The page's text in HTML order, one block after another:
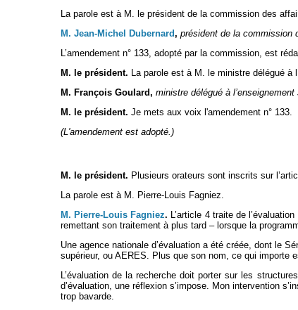
La parole est à M. le président de la commission des
M. Jean-Michel Dubernard, président de la commission
L’amendement n° 133, adopté par la commission, est
M. le président. La parole est à M. le ministre délégué à
M. François Goulard, ministre délégué à
M. le président. Je mets aux voix l'amendement n° 133.
(L'amendement est adopté.)
M. le président. Plusieurs orateurs sont inscrits sur
La parole est à M. Pierre-Louis Fagniez.
M. Pierre-Louis Fagniez. L’article 4 traite de
remettant son traitement à plus tard – lorsque la
Une agence nationale d’évaluation a été créée, dont le
supérieur, ou AERES. Plus que son nom, ce qui importe
L’évaluation de la recherche doit porter sur les
d’évaluation, une réflexion s’impose. Mon intervention
trop bavarde.